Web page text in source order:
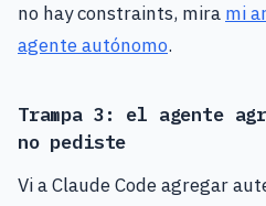
no hay constraints, mira mi
agente autónomo.
Trampa 3: el agente
no pediste
Vi a Claude Code agregar